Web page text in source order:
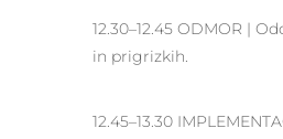
12.30–12.45 ODMOR |
in prigrizkih.
12.45–13.30